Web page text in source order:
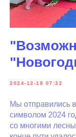
2024-12-18 07:32
Мы отправились
символом 2024
со многими